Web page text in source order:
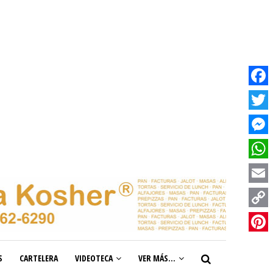
CARTELERA VIDEOTECA VER MÁS...
Facebook
Twitter
Email
Copy